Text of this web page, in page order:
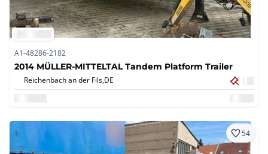
A1-48286-2182
2014 MÜLLER-MITTELTAL Tandem Platform Trailer
Reichenbach an der Fils,DE
54